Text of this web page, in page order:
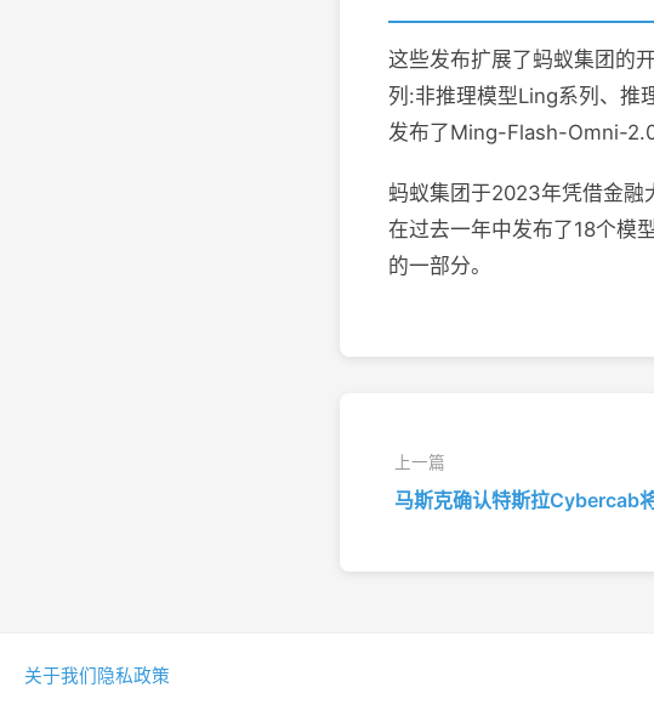
这些发布扩展了蚂蚁集团的
列:非推理模型Ling系列、推
发布了Ming-Flash-Omni-
蚂蚁集团于2023年凭借金融
在过去一年中发布了18个模
的一部分。
上一篇
马斯克确认特斯拉Cybercab
关于我们 隐私政策